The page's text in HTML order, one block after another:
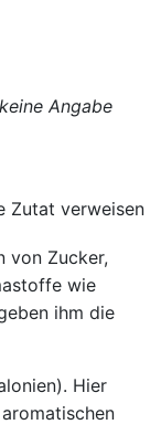
keine Angabe
Zutat verweisen.
von Zucker,
wie
ihm die
Hier